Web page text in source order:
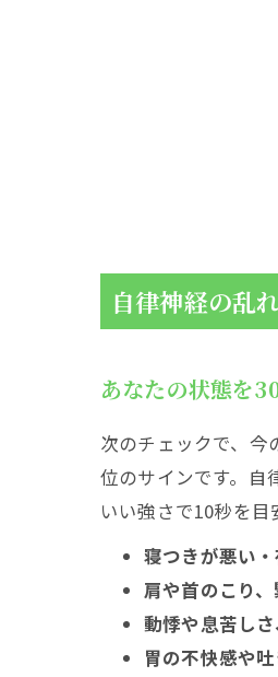
自律神経の乱
あなたの状態を
次のチェックで、今
位のサインです。自
いい強さで10秒を
寝つきが悪い
肩や首のこり
動悸や息苦し
胃の不快感や